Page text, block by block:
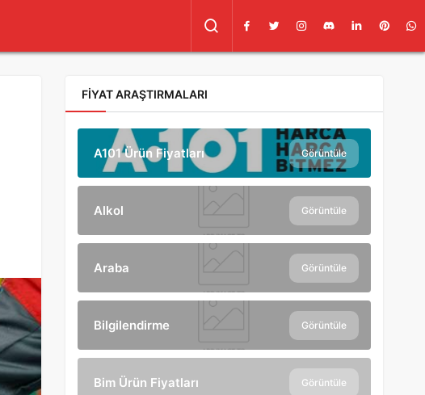
FIYAT ARAŞTIRMALARI
A101 Ürün Fiyatları Görüntüle
Alkol Görüntüle
Araba Görüntüle
Bilgilendirme Görüntüle
Bim Ürün Fiyatları Görüntüle